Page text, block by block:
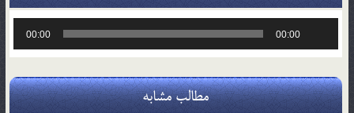
00:00
00:00
مطالب مشابه